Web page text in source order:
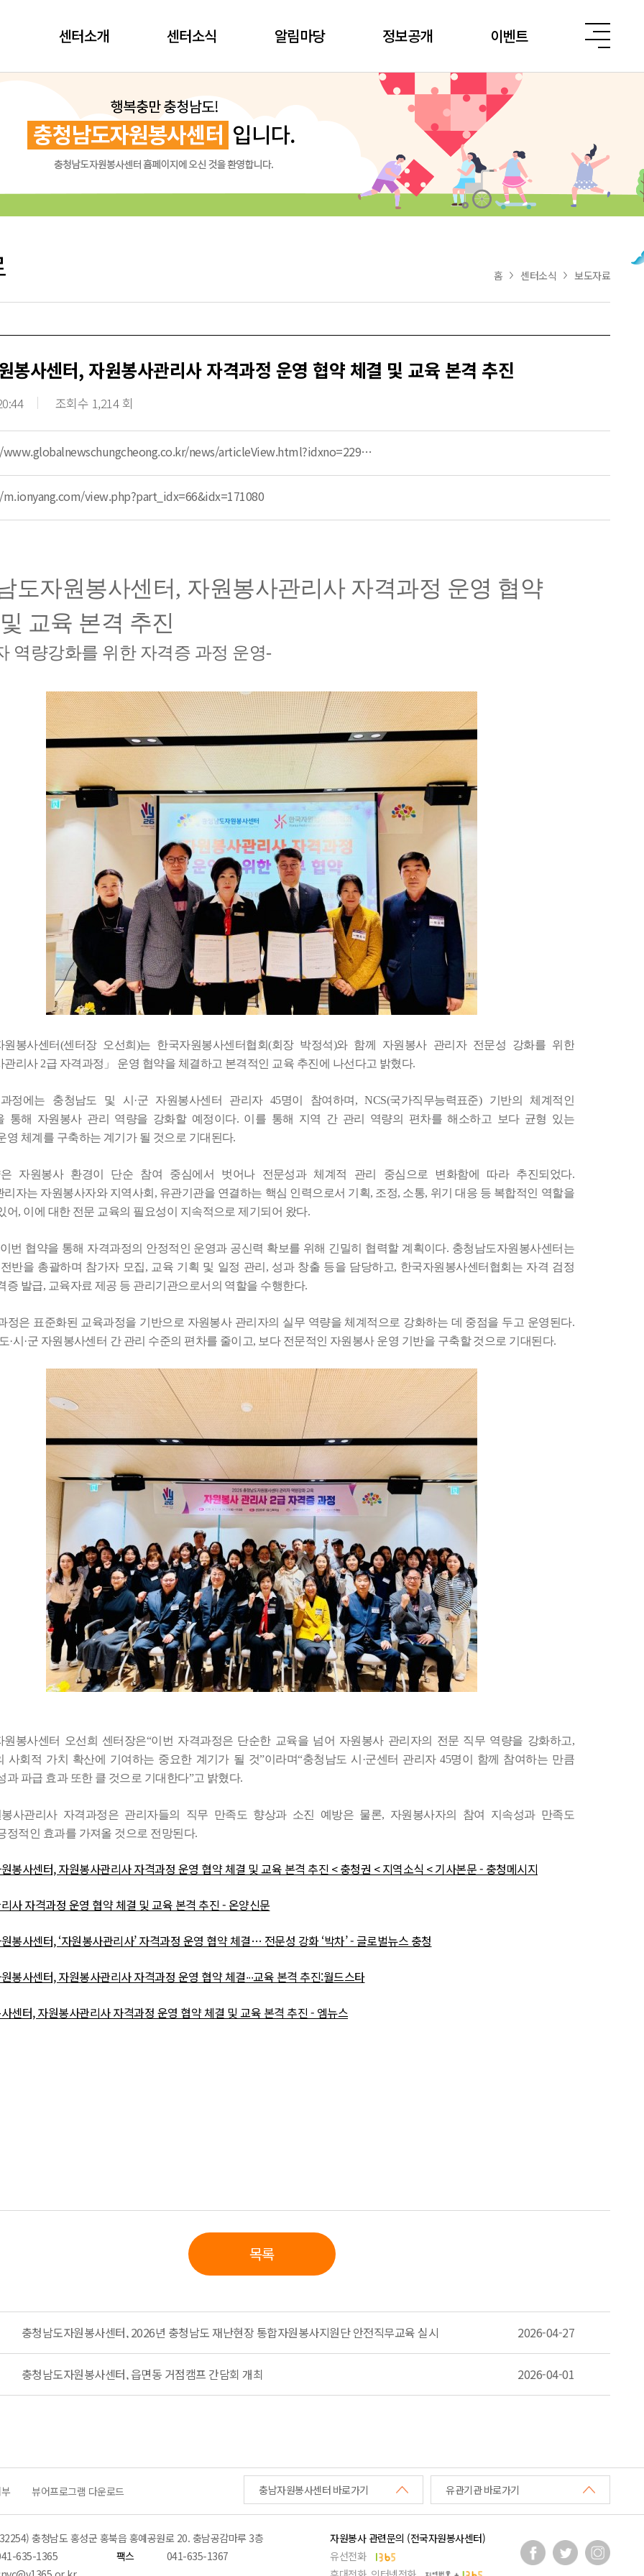
센터소개 센터소식 알림마당 정보공개 이벤트
홈 센터소식 보도자료
봉사센터, 자원봉사관리사 자격과정 운영 협약 체결 및 교육 본격 추진
조회수 1,214 회
news/articleView.html?idxno=229…
view.php?part_idx=66&idx=171080
도자원봉사센터, 자원봉사관리사 자격과정 운영 협약
교육 본격 추진
역량강화를 위한 자격증 과정 운영-
원봉사센터(센터장 오선희 )는 한국자원봉사센터협회(회장 박정석)와 함께 자원봉사 관리자 전문성 강화를 위한
관리사 2급 자격과정 」 운영 협약을 체결하고 본격적인 교육 추진에 나선다고 밝혔다.
정에는 충청남도 및 시 ·군 자원봉사센터 관리자 45명이 참여하며 , NCS(국가직무능력표준) 기반의 체계적인
통해 자원봉사 관리 역량을 강화할 예정이다. 이를 통해 지역 간 관리 역량의 편차를 해소하고 보다 균형 있는
영 체계를 구축하는 계기가 될 것으로 기대된다.
자원봉사 환경이 단순 참여 중심에서 벗어나 전문성과 체계적 관리 중심으로 변화함에 따라 추진되었다.
리자는 자원봉사자와 지역사회 , 유관기관을 연결하는 핵심 인력으로서 기획, 조정, 소통, 위기 대응 등 복합적인 역할을
어, 이에 대한 전문 교육의 필요성이 지속적으로 제기되어 왔다.
번 협약을 통해 자격과정의 안정적인 운영과 공신력 확보를 위해 긴밀히 협력할 계획이다. 충청남도자원봉사센터는
반을 총괄하며 참가자 모집, 교육 기획 및 일정 관리 , 성과 창출 등을 담당하고, 한국자원봉사센터협회는 자격 검정
증 발급, 교육자료 제공 등 관리기관으로서의 역할을 수행한다.
정은 표준화된 교육과정을 기반으로 자원봉사 관리자의 실무 역량을 체계적으로 강화하는 데 중점을 두고 운영된다.
·시 ·군 자원봉사센터 간 관리 수준의 편차를 줄이고, 보다 전문적인 자원봉사 운영 기반을 구축할 것으로 기대된다.
원봉사센터 오선희 센터장은“이번 자격과정은 단순한 교육을 넘어 자원봉사 관리자의 전문 직무 역량을 강화하고,
사회적 가치 확산에 기여하는 중요한 계기가 될 것”이라며“충청남도 시 ·군센터 관리자45명이 함께 참여하는 만큼
과 파급 효과 또한 클 것으로 기대한다”고 밝혔다.
봉사관리사 자격과정은 관리자들의 직무 만족도 향상과 소진 예방은 물론, 자원봉사자의 참여 지속성과 만족도
정적인 효과를 가져올 것으로 전망된다.
봉사센터, 자원봉사관리사 자격과정 운영 협약 체결 및 교육 본격 추진 < 충청권 < 지역소식 < 기사본문 - 충청메시지
사 자격과정 운영 협약 체결 및 교육 본격 추진 - 온양신문
봉사센터, ‘자원봉사관리사’ 자격과정 운영 협약 체결… 전문성 강화 ‘박차’ - 글로벌뉴스 충청
봉사센터, 자원봉사관리사 자격과정 운영 협약 체결∙∙∙교육 본격 추진:월드스타
센터, 자원봉사관리사 자격과정 운영 협약 체결 및 교육 본격 추진 - 엠뉴스
목록
충청남도자원봉사센터, 2026년 충청남도 재난현장 통합자원봉사지원단 안전직무교육 실시 2026-04-27
충청남도자원봉사센터, 읍면동 거점캠프 간담회 개최 2026-04-01
뷰어프로그램 다운로드 충남자원봉사센터 바로가기 유관기관 바로가기
충청남도 홍성군 홍북읍 홍예공원로 20. 충남공감마루 3층
635-1365
팩스
041-635-1367
자원봉사 관련문의 (전국자원봉사센터)
유선전화